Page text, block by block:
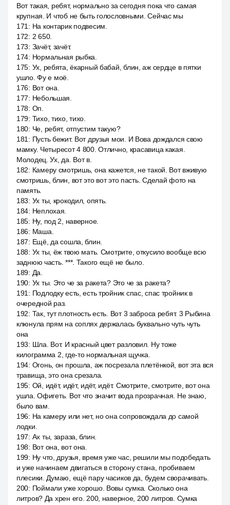
Вот такая, ребят, нормально за сегодня пока что самая
крупная. И чтоб не быть голословными. Сейчас мы
171 : На контарик подвесим.
172: 2 650.
173: Зачёт, зачёт.
174: Нормальная рыбка.
175: Ух, ребята, ёкарный бабай, блин, аж сердце в пятки
ушло. Фу е моё.
176: Вот она.
177: Небольшая.
178: Оп.
179: Тихо, тихо, тихо.
180: Че, ребят, отпустим такую?
181 : Пусть бежит. Вот друзья мои. И Вова дождался свою
мамку. Четыресот 4 800. Отлично, красавица какая.
Молодец. Ух, да. Вот в.
182: Камеру смотришь, она кажется, не такой. Вот вживую
смотришь, блин, вот это вот это пасть. Сделай фото на
память.
183: Ух ты, крокодил, опять.
184: Неплохая.
185: Ну, под 2, наверное.
186: Маша.
187: Ещё, да сошла, блин.
188: Ух ты, ёж твою мать. Смотрите, откусило вообще всю
заднюю часть. ***. Такого ещё не было.
189: Да.
190: Ух ты. Это че за ракета? Это че за ракета?
191 : Подлодку есть, есть тройник спас, спас тройник в
очередной раз.
192: Так, тут плотность есть. Вот 3 заброса ребят. 3 Рыбина
клюнула прям на соплях держалась буквально чуть чуть
она
193: Шла. Вот. И красный цвет разловил. Ну тоже
килограмма 2, где-то нормальная щучка.
194: Огонь, он прошла, аж посрезала плетёнкой, вот эта вся
травища, это она срезала.
195: Ой, идёт, идёт, идёт, идёт. Смотрите, смотрите, вот она
ушла. Офигеть. Вот что значит вода прозрачная. Не знаю,
было вам.
196: На камеру или нет, но она сопровождала до самой
лодки.
197: Ах ты, зараза, блин.
198: Вот она, вот она.
199: Ну что, друзья, время уже час, решили мы подобедать
и уже начинаем двигаться в сторону стана, пробиваем
плесики. Думаю, ещё пару часиков да, будем сворачивать.
200: Поймали уже хорошо. Вовы сумка. Сколько она
литров? Да хрен его. 200, наверное, 200 литров. Сумка